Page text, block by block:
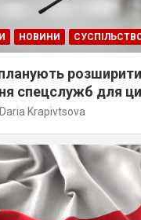
НОВИНИ
розширити
спецслужб для
Daria Krapivtsova